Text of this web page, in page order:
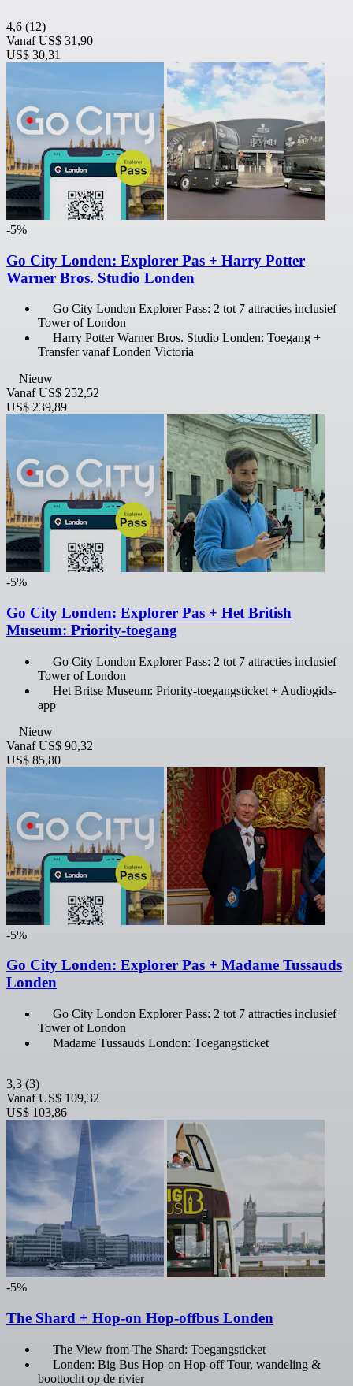
4,6 (12)
Vanaf US$ 31,90
US$ 30,31
-5%
Go City Londen: Explorer Pas + Harry Potter
Warner Bros. Studio Londen
Go City London Explorer Pass: 2 tot 7 attracties inclusief
Tower of London
Harry Potter Warner Bros. Studio Londen: Toegang +
Transfer vanaf Londen Victoria
Nieuw
Vanaf US$ 252,52
US$ 239,89
-5%
Go City Londen: Explorer Pas + Het British
Museum: Priority-toegang
Go City London Explorer Pass: 2 tot 7 attracties inclusief
Tower of London
Het Britse Museum: Priority-toegangsticket + Audiogids-
app
Nieuw
Vanaf US$ 90,32
US$ 85,80
-5%
Go City Londen: Explorer Pas + Madame Tussauds
Londen
Go City London Explorer Pass: 2 tot 7 attracties inclusief
Tower of London
Madame Tussauds London: Toegangsticket
3,3 (3)
Vanaf US$ 109,32
US$ 103,86
-5%
The Shard + Hop-on Hop-offbus Londen
The View from The Shard: Toegangsticket
Londen: Big Bus Hop-on Hop-off Tour, wandeling &
boottocht op de rivier